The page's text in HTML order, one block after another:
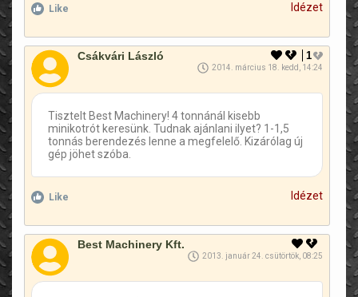
Like Idézet
1
Csákvári László
2014. március 18. kedd, 14:24
Tisztelt Best Machinery! 4 tonnánál kisebb
minikotrót keresünk. Tudnak ajánlani ilyet? 1-1,5
tonnás berendezés lenne a megfelelő. Kizárólag új
gép jöhet szóba.
Like Idézet
Best Machinery Kft.
2013. január 24. csütörtök, 08:25